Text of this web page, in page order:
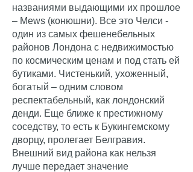
названиями выдающими их прошлое
– Mews (конюшни). Все это Челси -
один из самых фешенебельных
районов Лондона с недвижимостью
по космическим ценам и под стать ей
бутиками. Чистенький, ухоженный,
богатый – одним словом
респектабельный, как лондонский
денди. Еще ближе к престижному
соседству, то есть к Букингемскому
дворцу, пролегает Белгравия.
Внешний вид района как нельзя
лучше передает значение